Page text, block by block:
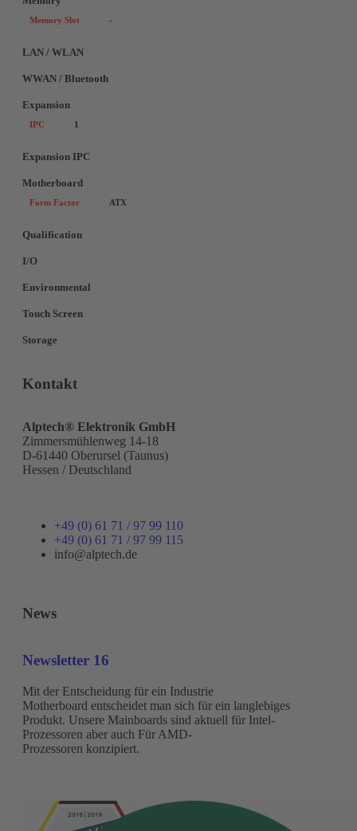
Memory Slot -
LAN / WLAN
WWAN / Bluetooth
Expansion
IPC 1
Expansion IPC
Motherboard
Form Factor ATX
Qualification
I/O
Environmental
Touch Screen
Storage
Kontakt
Alptech® Elektronik GmbH
Zimmersmühlenweg 14-18
D-61440 Oberursel (Taunus)
Hessen / Deutschland
+49 (0) 61 71 / 97 99 110
+49 (0) 61 71 / 97 99 115
info@alptech.de
News
Newsletter 16
Mit der Entscheidung für ein Industrie
Motherboard entscheidet man sich für ein langlebiges
Produkt. Unsere Mainboards sind aktuell für Intel-
Prozessoren aber auch Für AMD-
Prozessoren konzipiert.